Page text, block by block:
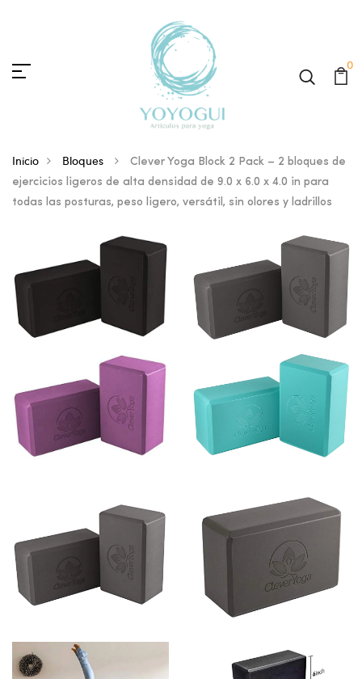
0
Inicio Bloques
Clever Yoga Block 2 Pack – 2 bloques de
ejercicios ligeros de alta densidad de 9.0 x 6.0 x 4.0 in para
todas las posturas, peso ligero, versátil, sin olores y ladrillos